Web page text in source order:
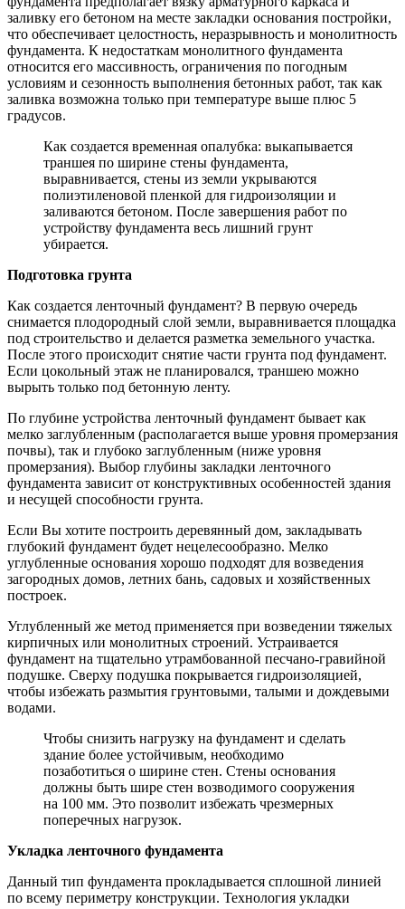
заливку его бетоном на месте закладки основания постройки,
что обеспечивает целостность, неразрывность и монолитность
фундамента. К недостаткам монолитного фундамента
относится его массивность, ограничения по погодным
условиям и сезонность выполнения бетонных работ, так как
заливка возможна только при температуре выше плюс 5
градусов.
Как создается временная опалубка: выкапывается
траншея по ширине стены фундамента,
выравнивается, стены из земли укрываются
полиэтиленовой пленкой для гидроизоляции и
заливаются бетоном. После завершения работ по
устройству фундамента весь лишний грунт
убирается.
Подготовка грунта
Как создается ленточный фундамент? В первую очередь
снимается плодородный слой земли, выравнивается площадка
под строительство и делается разметка земельного участка.
После этого происходит снятие части грунта под фундамент.
Если цокольный этаж не планировался, траншею можно
вырыть только под бетонную ленту.
По глубине устройства ленточный фундамент бывает как
мелко заглубленным (располагается выше уровня промерзания
почвы), так и глубоко заглубленным (ниже уровня
промерзания). Выбор глубины закладки ленточного
фундамента зависит от конструктивных особенностей здания
и несущей способности грунта.
Если Вы хотите построить деревянный дом, закладывать
глубокий фундамент будет нецелесообразно. Мелко
углубленные основания хорошо подходят для возведения
загородных домов, летних бань, садовых и хозяйственных
построек.
Углубленный же метод применяется при возведении тяжелых
кирпичных или монолитных строений. Устраивается
фундамент на тщательно утрамбованной песчано-гравийной
подушке. Сверху подушка покрывается гидроизоляцией,
чтобы избежать размытия грунтовыми, талыми и дождевыми
водами.
Чтобы снизить нагрузку на фундамент и сделать
здание более устойчивым, необходимо
позаботиться о ширине стен. Стены основания
должны быть шире стен возводимого сооружения
на 100 мм. Это позволит избежать чрезмерных
поперечных нагрузок.
Укладка ленточного фундамента
Данный тип фундамента прокладывается сплошной линией
по всему периметру конструкции. Технология укладки